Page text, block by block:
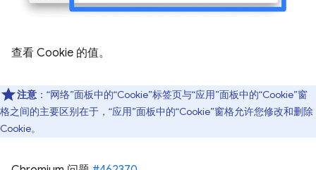
查看 Cookie 的值。
注意 ：“网络”面板中的“Cookie”标签页与“应用”面板中的“Cookie”窗
格之间的主要区别在于，“应用”面板中的“Cookie”窗格允许您修改和删除
Cookie。